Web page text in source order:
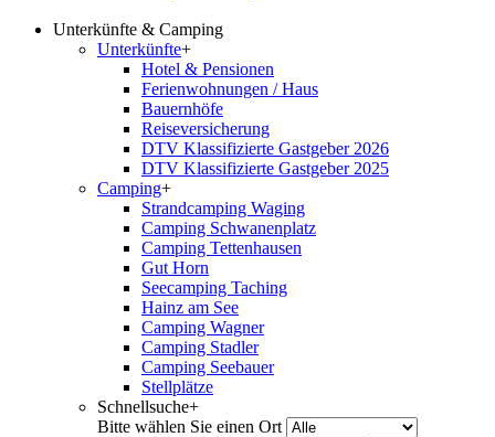
Unterkünfte & Camping
Unterkünfte+
Hotel & Pensionen
Ferienwohnungen / Haus
Bauernhöfe
Reiseversicherung
DTV Klassifizierte Gastgeber 2026
DTV Klassifizierte Gastgeber 2025
Camping+
Strandcamping Waging
Camping Schwanenplatz
Camping Tettenhausen
Gut Horn
Seecamping Taching
Hainz am See
Camping Wagner
Camping Stadler
Camping Seebauer
Stellplätze
Schnellsuche+
Bitte wählen Sie einen Ort